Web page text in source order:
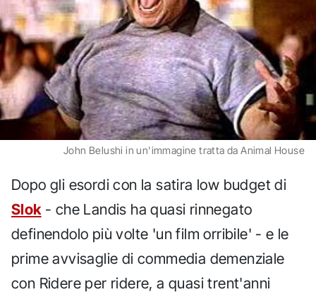
John Belushi in un'immagine tratta da Animal House
Dopo gli esordi con la satira low budget di
Slok- che Landis ha quasi rinnegato
definendolo più volte 'un film orribile' - e le
prime avvisaglie di commedia demenziale
con Ridere per ridere, a quasi trent'anni